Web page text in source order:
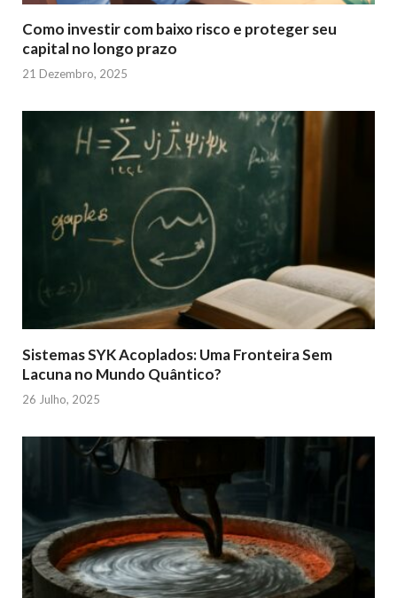
Como investir com baixo risco e proteger seu
capital no longo prazo
21 Dezembro, 2025
Sistemas SYK Acoplados: Uma Fronteira Sem
Lacuna no Mundo Quântico?
26 Julho, 2025